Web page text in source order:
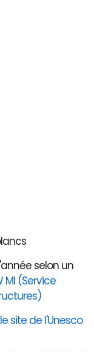
selon un
MI (Service
le site de l'Unesco